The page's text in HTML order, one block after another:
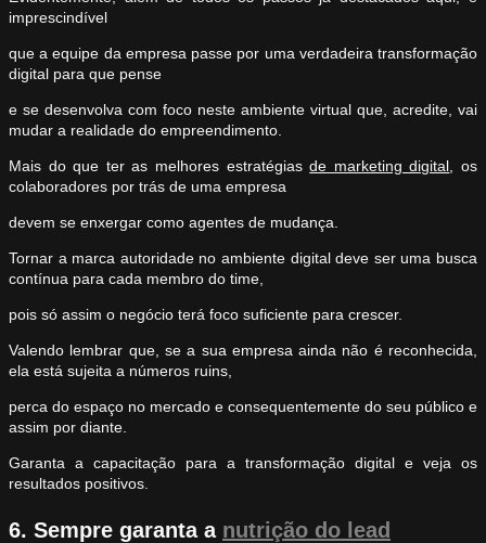
imprescindível
que a equipe da empresa passe por uma verdadeira transformação
digital para que pense
e se desenvolva com foco neste ambiente virtual que, acredite, vai
mudar a realidade do empreendimento.
Mais do que ter as melhores estratégiasde marketing digital , os
colaboradores por trás de uma empresa
devem se enxergar como agentes de mudança.
Tornar a marca autoridade no ambiente digital deve ser uma busca
contínua para cada membro do time,
pois só assim o negócio terá foco suficiente para crescer.
Valendo lembrar que, se a sua empresa ainda não é reconhecida,
ela está sujeita a números ruins,
perca do espaço no mercado e consequentemente do seu público e
assim por diante.
Garanta a capacitação para a transformação digital e veja os
resultados positivos.
6. Sempre garanta a nutrição do lead